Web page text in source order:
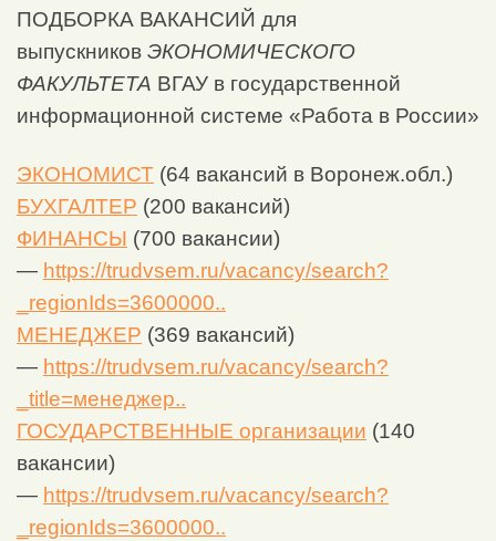
ПОДБОРКА ВАКАНСИЙ для
выпускников ЭКОНОМИЧЕСКОГО
ФАКУЛЬТЕТА ВГАУ в государственной
информационной системе «Работа в России»
ЭКОНОМИСТ (64 вакансий в Воронеж.обл.)
БУХГАЛТЕР (200 вакансий)
ФИНАНСЫ (700 вакансии)
— https://trudvsem.ru/vacancy/search?
_regionIds=3600000..
МЕНЕДЖЕР (369 вакансий)
— https://trudvsem.ru/vacancy/search?
_title=менеджер..
ГОСУДАРСТВЕННЫЕ организации (140
вакансии)
— https://trudvsem.ru/vacancy/search?
_regionIds=3600000..